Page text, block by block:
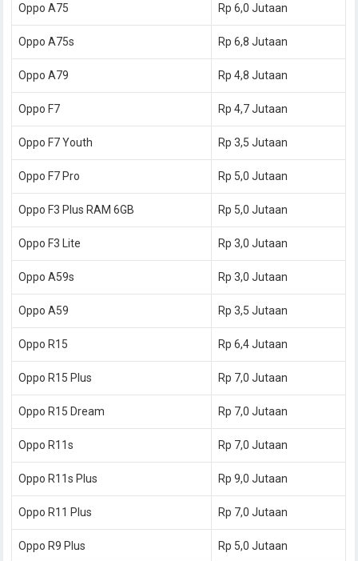
Oppo A75 Rp 6,0 Jutaan
Oppo A75s Rp 6,8 Jutaan
Oppo A79 Rp 4,8 Jutaan
Oppo F7 Rp 4,7 Jutaan
Oppo F7 Youth Rp 3,5 Jutaan
Oppo F7 Pro Rp 5,0 Jutaan
Oppo F3 Plus RAM 6GB Rp 5,0 Jutaan
Oppo F3 Lite Rp 3,0 Jutaan
Oppo A59s Rp 3,0 Jutaan
Oppo A59 Rp 3,5 Jutaan
Oppo R15 Rp 6,4 Jutaan
Oppo R15 Plus Rp 7,0 Jutaan
Oppo R15 Dream Rp 7,0 Jutaan
Oppo R11s Rp 7,0 Jutaan
Oppo R11s Plus Rp 9,0 Jutaan
Oppo R11 Plus Rp 7,0 Jutaan
Oppo R9 Plus Rp 5,0 Jutaan